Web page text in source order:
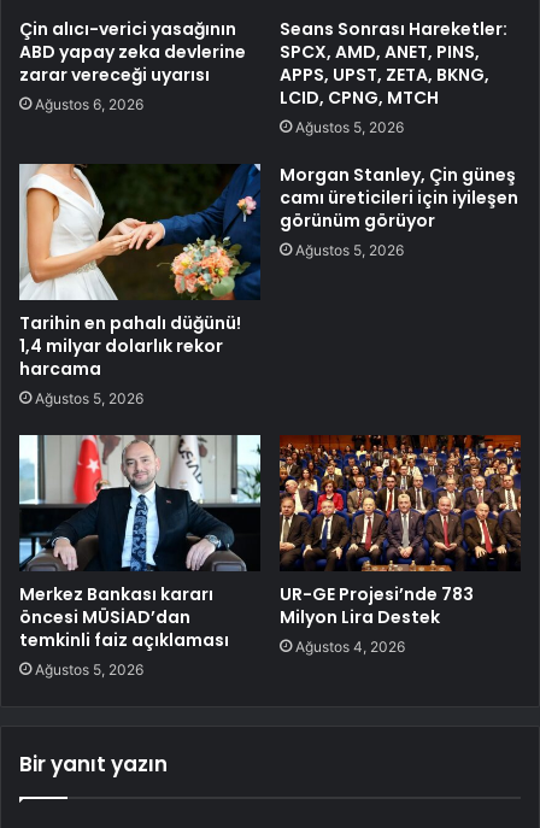
Çin alıcı-verici yasağının
ABD yapay zeka devlerine
zarar vereceği uyarısı
Ağustos 6, 2026
Seans Sonrası Hareketler:
SPCX, AMD, ANET, PINS,
APPS, UPST, ZETA, BKNG,
LCID, CPNG, MTCH
Ağustos 5, 2026
Tarihin en pahalı düğünü!
1,4 milyar dolarlık rekor
harcama
Ağustos 5, 2026
Morgan Stanley, Çin güneş
camı üreticileri için iyileşen
görünüm görüyor
Ağustos 5, 2026
Merkez Bankası kararı
öncesi MÜSİAD’dan
temkinli faiz açıklaması
Ağustos 5, 2026
UR-GE Projesi’nde 783
Milyon Lira Destek
Ağustos 4, 2026
Bir yanıt yazın